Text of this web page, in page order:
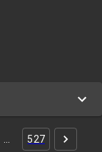
527